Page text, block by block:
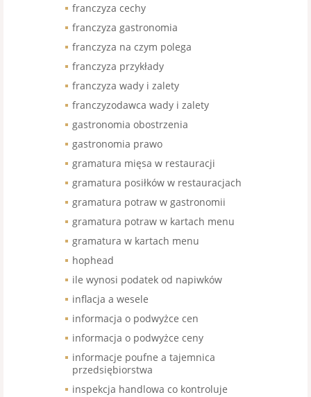
franczyza cechy
franczyza gastronomia
franczyza na czym polega
franczyza przykłady
franczyza wady i zalety
franczyzodawca wady i zalety
gastronomia obostrzenia
gastronomia prawo
gramatura mięsa w restauracji
gramatura posiłków w restauracjach
gramatura potraw w gastronomii
gramatura potraw w kartach menu
gramatura w kartach menu
hophead
ile wynosi podatek od napiwków
inflacja a wesele
informacja o podwyżce cen
informacja o podwyżce ceny
informacje poufne a tajemnica
przedsiębiorstwa
inspekcja handlowa co kontroluje